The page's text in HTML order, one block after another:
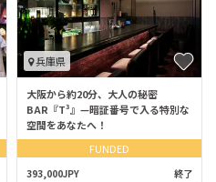
兵庫県
大阪から約20分、大人の秘密
BAR『T³』—暗証番号で入る特別な
空間をあなたへ！
FUNDED
393,000JPY 終了